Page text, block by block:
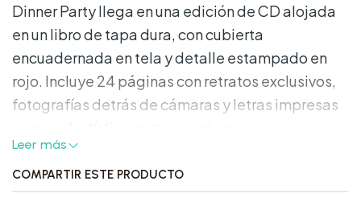
Dinner Party llega en una edición de CD alojada
en un libro de tapa dura, con cubierta
encuadernada en tela y detalle estampado en
rojo. Incluye 24 páginas con retratos exclusivos,
fotografías detrás de cámaras y letras impresas
Características destacadas:
Leer más
COMPARTIR ESTE PRODUCTO